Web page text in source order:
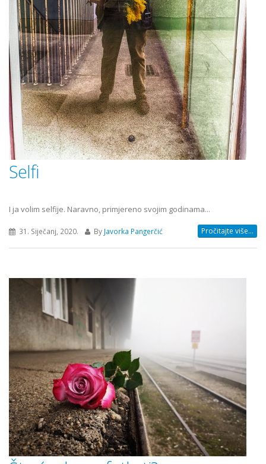
Selfi
I ja volim selfije. Naravno, primjereno svojim godinama...
31. Siječanj, 2020. By Javorka Pangerčić Pročitajte više...